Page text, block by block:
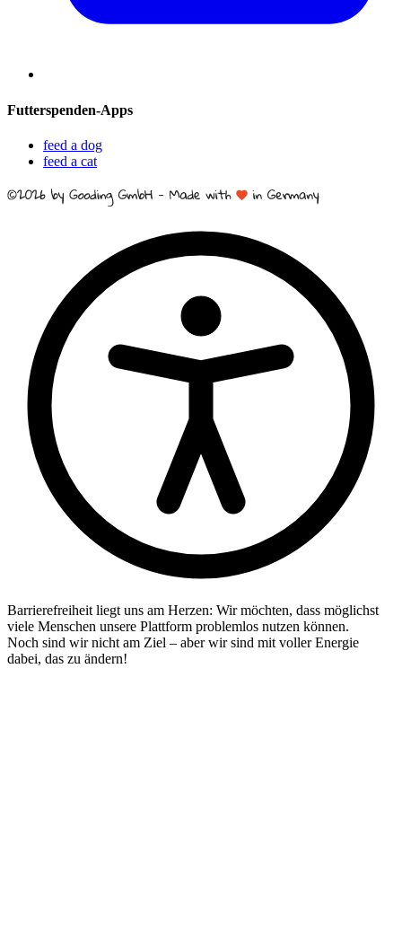
Futterspenden-Apps
feed a dog
feed a cat
Barrierefreiheit liegt uns am Herzen: Wir möchten, dass möglichst
viele Menschen unsere Plattform problemlos nutzen können.
Noch sind wir nicht am Ziel – aber wir sind mit voller Energie
dabei, das zu ändern!